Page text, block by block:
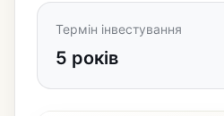
Термін інвестування
5 років